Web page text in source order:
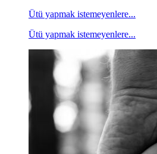
Ütü yapmak istemeyenlere...
Ütü yapmak istemeyenlere...